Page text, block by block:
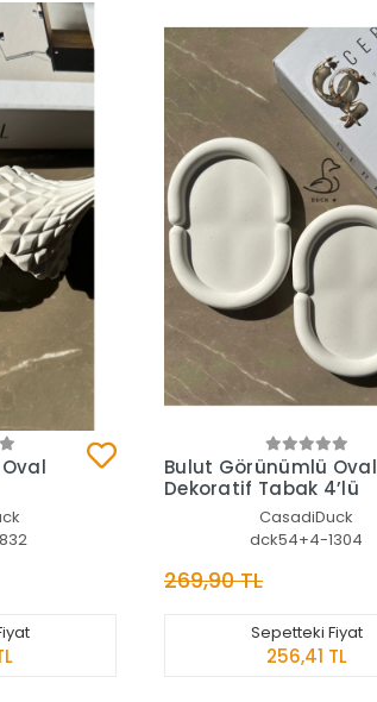
Sepete Ekle
Bulut Görünümlü Oval
Dekoratif Tabak 4’lü
CasadiDuck
dck54+4-1304
269,90 TL
Sepetteki Fiyat
256,41 TL